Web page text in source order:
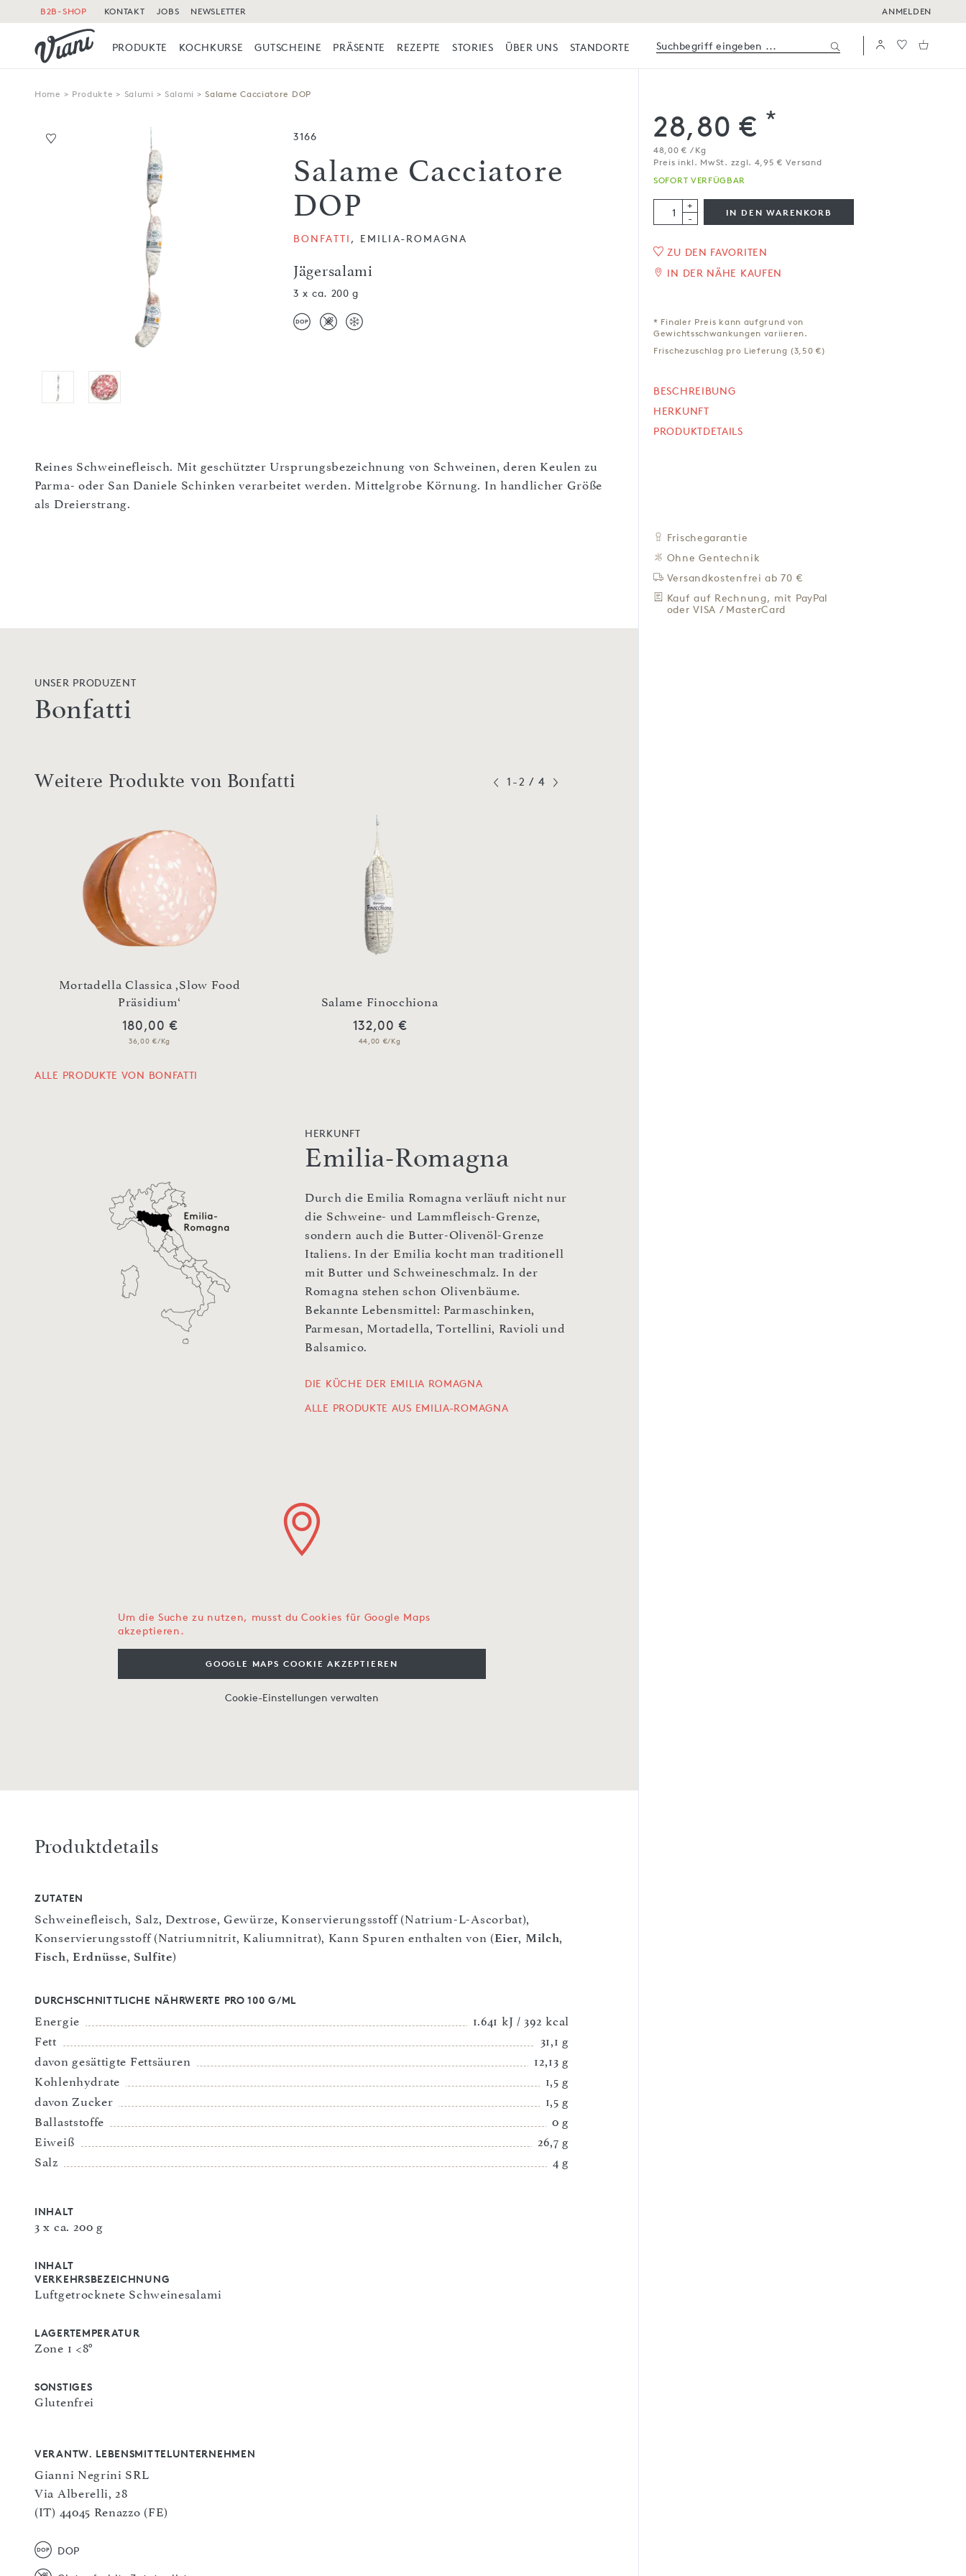
B2B-SHOP KONTAKT JOBS NEWSLETTER ANMELDEN
PRODUKTE KOCHKURSE GUTSCHEINE PRÄSENTE REZEPTE STORIES ÜBER UNS STANDORTE
Home > Produkte > Salumi > Salami >Salame Cacciatore DOP
3 x ca. 200 g
SOFORT VERFÜGBAR
28,80 € *
48,00 € / Kg
+
-
HERKUNFT
PRODUKTDETAILS
* Finaler Preis kann aufgrund von Gewichtsschwankungen
3166
Salame Cacciatore
DOP
Jägersalami
BONFATTI , EMILIA-ROMAGNA
3 x ca. 200 g
SOFORT VERFÜGBAR
28,80 € *
48,00 € / Kg
Preis inkl. MwSt. zzgl. 4,95 € Versand
+
-
IN DEN WARENKORB
ZU DEN FAVORITEN
IN DER NÄHE KAUFEN
* Finaler Preis kann aufgrund von
Gewichtsschwankungen variieren.
Frischezuschlag pro Lieferung (3,50 €)
BESCHREIBUNG
HERKUNFT
PRODUKTDETAILS
Frischegarantie
Ohne Gentechnik
Versandkostenfrei ab 70 €
Kauf auf Rechnung, mit PayPal
oder VISA / MasterCard
Reines Schweinefleisch. Mit geschützter Ursprungsbezeichnung von Schweinen, deren Keulen zu
Parma- oder San Daniele Schinken verarbeitet werden. Mittelgrobe Körnung. In handlicher Größe
als Dreierstrang.
UNSER PRODUZENT
Bonfatti
Weitere Produkte von Bonfatti
Mortadella Classica ,Slow Food
Präsidium‘
180,00 €
36,00 €/Kg
Salame Finocchiona
132,00 €
44,00 €/Kg
1-2 / 4
ALLE PRODUKTE VON BONFATTI
HERKUNFT
Emilia-Romagna
Durch die Emilia Romagna verläuft nicht nur
die Schweine- und Lammfleisch-Grenze,
sondern auch die Butter-Olivenöl-Grenze
Italiens. In der Emilia kocht man traditionell
mit Butter und Schweineschmalz. In der
Romagna stehen schon Olivenbäume.
Bekannte Lebensmittel: Parmaschinken,
Parmesan, Mortadella, Tortellini, Ravioli und
Balsamico.
DIE KÜCHE DER EMILIA ROMAGNA
ALLE PRODUKTE AUS EMILIA-ROMAGNA
Um die Suche zu nutzen, musst du Cookies für Google Maps
akzeptieren.
GOOGLE MAPS COOKIE AKZEPTIEREN
Cookie-Einstellungen verwalten
Produktdetails
ZUTATEN
Schweinefleisch, Salz, Dextrose, Gewürze, Konservierungsstoff (Natrium-L-Ascorbat),
Konservierungsstoff (Natriumnitrit, Kaliumnitrat), Kann Spuren enthalten von (Eier, Milch,
Fisch, Erdnüsse, Sulfite)
DURCHSCHNITTLICHE NÄHRWERTE PRO 100 G/ML
Energie
1.641 kJ / 392 kcal
Fett
31,1 g
davon gesättigte Fettsäuren
12,13 g
Kohlenhydrate
1,5 g
davon Zucker
1,5 g
Ballaststoffe
0 g
Eiweiß
26,7 g
Salz
4 g
INHALT
3 x ca. 200 g
INHALT
VERKEHRSBEZEICHNUNG
Luftgetrocknete Schweinesalami
LAGERTEMPERATUR
Zone 1 <8°
SONSTIGES
Glutenfrei
VERANTW. LEBENSMITTELUNTERNEHMEN
Gianni Negrini SRL
Via Alberelli, 28
(IT) 44045 Renazzo (FE)
DOP